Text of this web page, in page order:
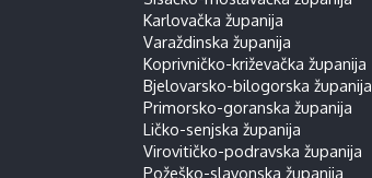
Karlovačka županija
Varaždinska županija
Koprivničko-križevačka županija
Bjelovarsko-bilogorska županija
Primorsko-goranska županija
Ličko-senjska županija
Virovitičko-podravska županija
Požeško-slavonska županija